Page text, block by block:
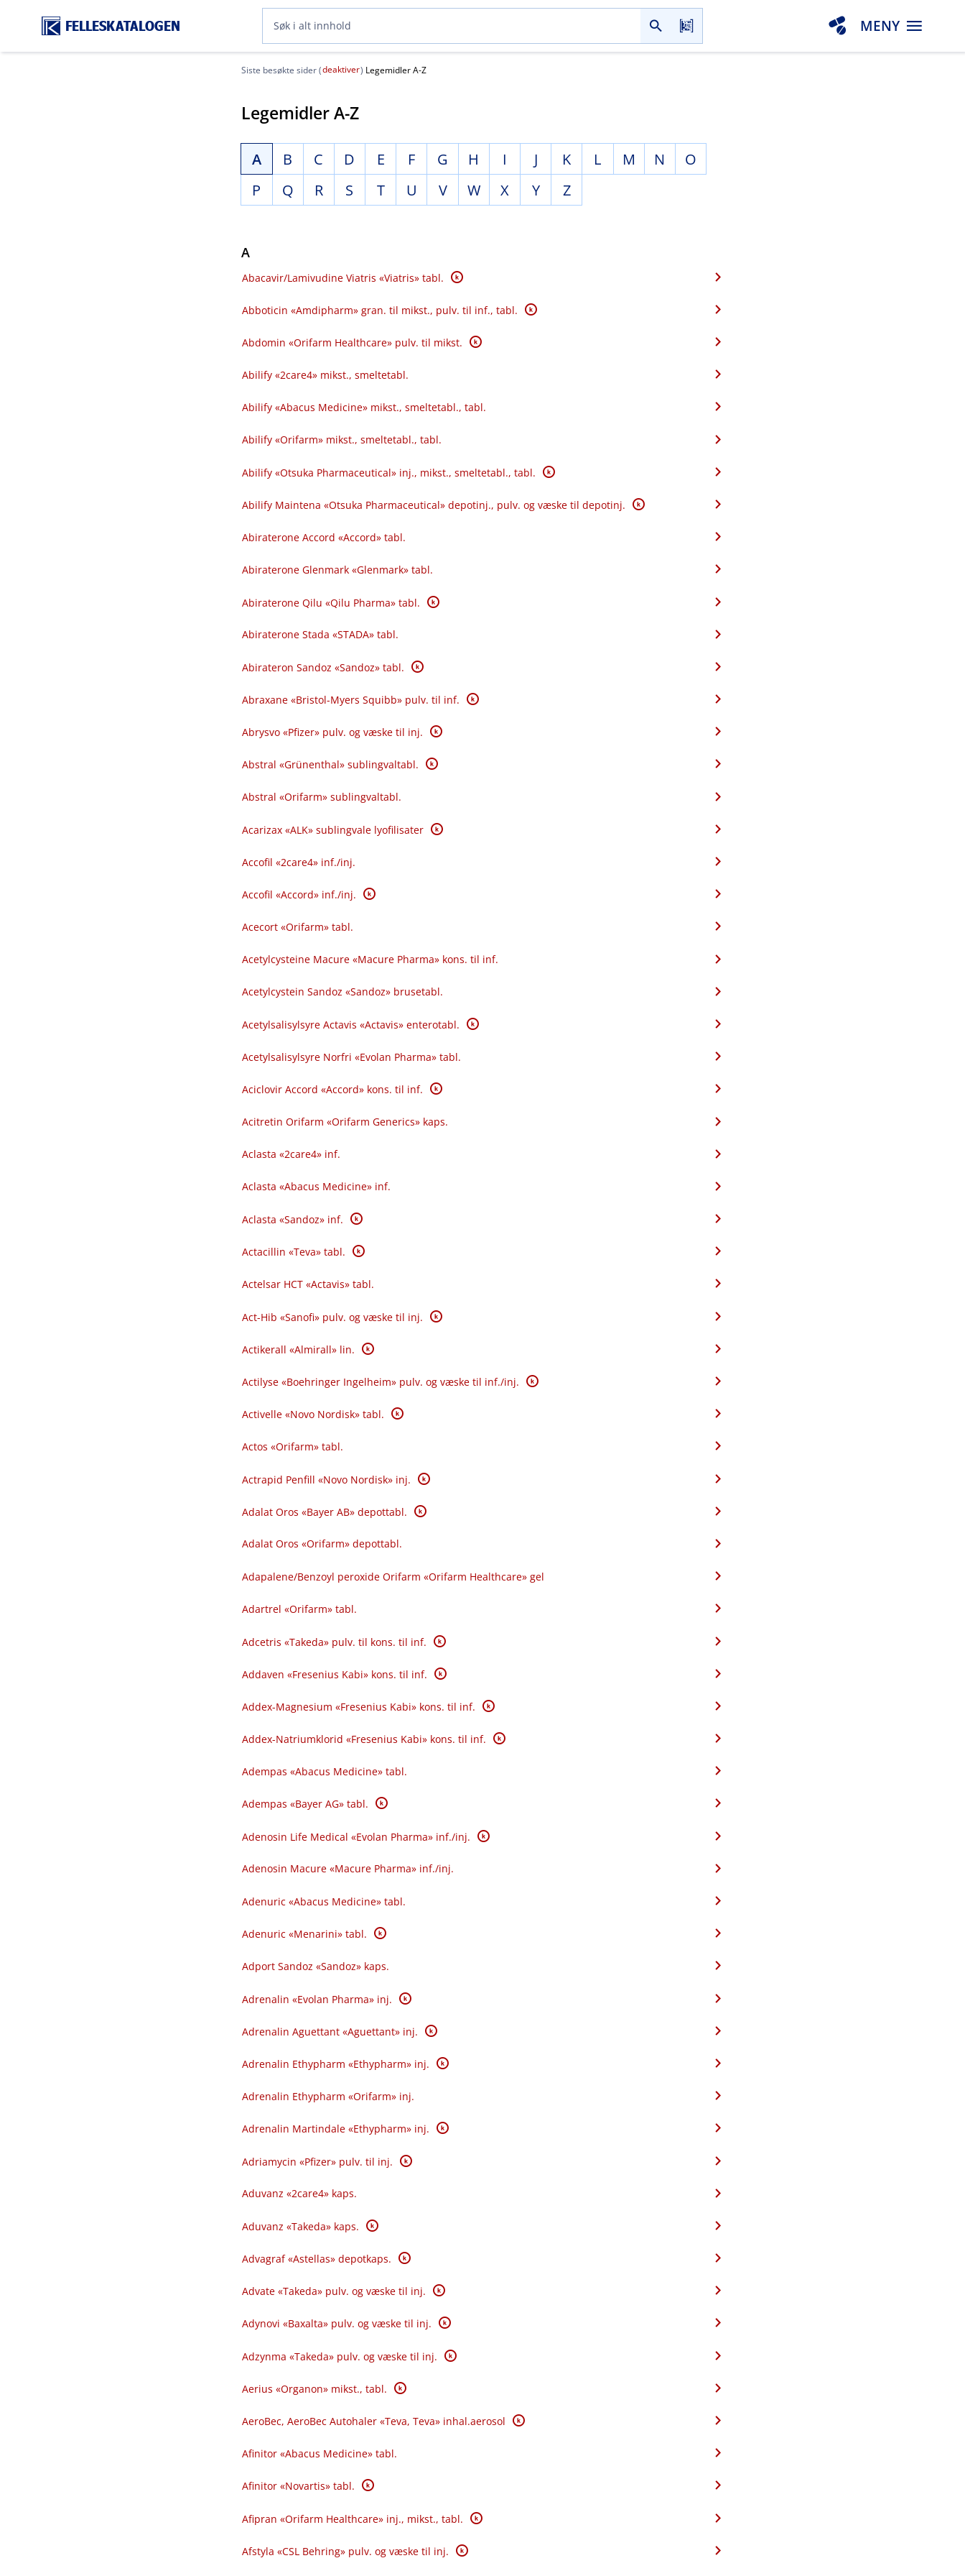
FELLESKATALOGEN MENY
Siste besøkte sider (deaktiver) Legemidler A-Z
Legemidler A-Z
A B C D E F G H I J K L M N
O
P
Q R S T U V W X Y Z
A
Abacavir​/​Lamivudine Viatris «Viatris» tabl. K
Abboticin «Amdipharm» gran. til mikst., pulv. til inf., tabl. K
Abdomin «Orifarm Healthcare» pulv. til mikst. K
Abilify «2care4» mikst., smeltetabl.
Abilify «Abacus Medicine» mikst., smeltetabl., tabl.
Abilify «Orifarm» mikst., smeltetabl., tabl.
Abilify «Otsuka Pharmaceutical» inj., mikst., smeltetabl., tabl. K
Abilify Maintena «Otsuka Pharmaceutical» depotinj., pulv. og væske til depotinj. K
Abiraterone Accord «Accord» tabl.
Abiraterone Glenmark «Glenmark» tabl.
Abiraterone Qilu «Qilu Pharma» tabl. K
Abiraterone Stada «STADA» tabl.
Abirateron Sandoz «Sandoz» tabl. K
Abraxane «Bristol-Myers Squibb» pulv. til inf. K
Abrysvo «Pfizer» pulv. og væske til inj. K
Abstral «Grünenthal» sublingvaltabl. K
Abstral «Orifarm» sublingvaltabl.
Acarizax «ALK» sublingvale lyofilisater K
Accofil «2care4» inf.​/​inj.
Accofil «Accord» inf.​/​inj. K
Acecort «Orifarm» tabl.
Acetylcysteine Macure «Macure Pharma» kons. til inf.
Acetylcystein Sandoz «Sandoz» brusetabl.
Acetylsalisylsyre Actavis «Actavis» enterotabl. K
Acetylsalisylsyre Norfri «Evolan Pharma» tabl.
Aciclovir Accord «Accord» kons. til inf. K
Acitretin Orifarm «Orifarm Generics» kaps.
Aclasta «2care4» inf.
Aclasta «Abacus Medicine» inf.
Aclasta «Sandoz» inf. K
Actacillin «Teva» tabl. K
Actelsar HCT «Actavis» tabl.
Act-Hib «Sanofi» pulv. og væske til inj. K
Actikerall «Almirall» lin. K
Actilyse «Boehringer Ingelheim» pulv. og væske til inf.​/​inj. K
Activelle «Novo Nordisk» tabl. K
Actos «Orifarm» tabl.
Actrapid Penfill «Novo Nordisk» inj. K
Adalat Oros «Bayer AB» depottabl. K
Adalat Oros «Orifarm» depottabl.
Adapalene​/​Benzoyl peroxide Orifarm «Orifarm Healthcare» gel
Adartrel «Orifarm» tabl.
Adcetris «Takeda» pulv. til kons. til inf. K
Addaven «Fresenius Kabi» kons. til inf. K
Addex-Magnesium «Fresenius Kabi» kons. til inf. K
Addex-Natriumklorid «Fresenius Kabi» kons. til inf. K
Adempas «Abacus Medicine» tabl.
Adempas «Bayer AG» tabl. K
Adenosin Life Medical «Evolan Pharma» inf.​/​inj. K
Adenosin Macure «Macure Pharma» inf.​/​inj.
Adenuric «Abacus Medicine» tabl.
Adenuric «Menarini» tabl. K
Adport Sandoz «Sandoz» kaps.
Adrenalin «Evolan Pharma» inj. K
Adrenalin Aguettant «Aguettant» inj. K
Adrenalin Ethypharm «Ethypharm» inj. K
Adrenalin Ethypharm «Orifarm» inj.
Adrenalin Martindale «Ethypharm» inj. K
Adriamycin «Pfizer» pulv. til inj. K
Aduvanz «2care4» kaps.
Aduvanz «Takeda» kaps. K
Advagraf «Astellas» depotkaps. K
Advate «Takeda» pulv. og væske til inj. K
Adynovi «Baxalta» pulv. og væske til inj. K
Adzynma «Takeda» pulv. og væske til inj. K
Aerius «Organon» mikst., tabl. K
AeroBec, AeroBec Autohaler «Teva, Teva» inhal.aerosol K
Afinitor «Abacus Medicine» tabl.
Afinitor «Novartis» tabl. K
Afipran «Orifarm Healthcare» inj., mikst., tabl. K
Afstyla «CSL Behring» pulv. og væske til inj. K